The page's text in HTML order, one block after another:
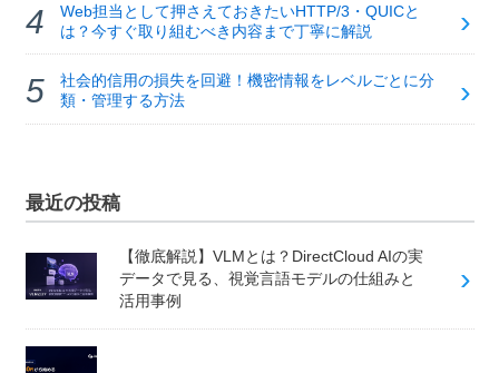
Web担当として押さえておきたいHTTP/3・QUICと
は？今すぐ取り組むべき内容まで丁寧に解説
社会的信用の損失を回避！機密情報をレベルごとに分
類・管理する方法
最近の投稿
【徹底解説】VLMとは？DirectCloud AIの実
データで見る、視覚言語モデルの仕組みと
活用事例